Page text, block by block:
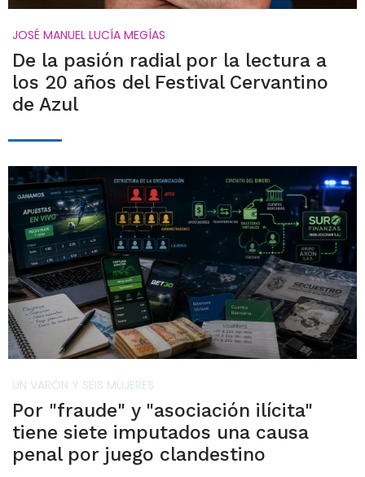
JOSÉ MANUEL LUCÍA MEGÍAS
De la pasión radial por la lectura a
los 20 años del Festival Cervantino
de Azul
UN VARÓN Y SEIS MUJERES
Por "fraude" y "asociación ilícita"
tiene siete imputados una causa
penal por juego clandestino